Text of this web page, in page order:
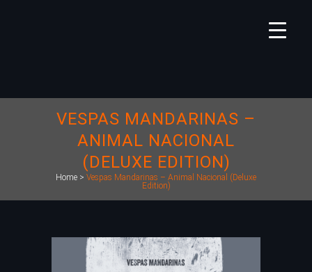
VESPAS MANDARINAS –
ANIMAL NACIONAL
(DELUXE EDITION)
Home > Vespas Mandarinas – Animal Nacional (Deluxe
Edition)